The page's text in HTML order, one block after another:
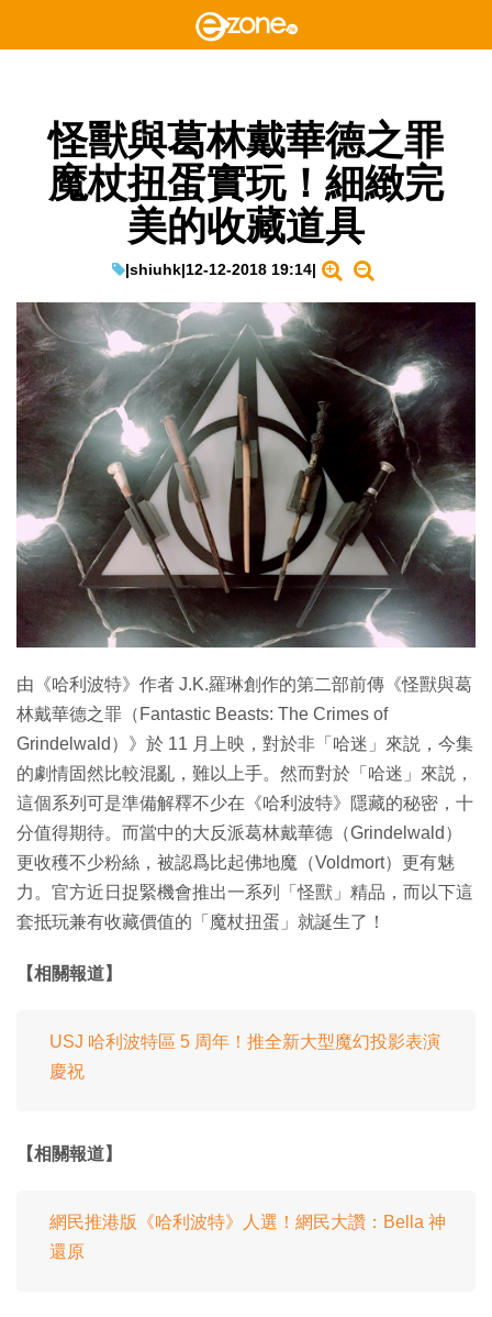
怪獸與葛林戴華德之罪
魔杖扭蛋實玩！細緻完
美的收藏道具
|shiuhk|12-12-2018 19:14|
由《哈利波特》作者 J.K.羅琳創作的第二部前傳《怪獸與葛
林戴華德之罪（Fantastic Beasts: The Crimes of
Grindelwald）》於 11 月上映，對於非「哈迷」來説，今集
的劇情固然比較混亂，難以上手。然而對於「哈迷」來説，
這個系列可是準備解釋不少在《哈利波特》隱藏的秘密，十
分值得期待。而當中的大反派葛林戴華德（Grindelwald）
更收穫不少粉絲，被認爲比起佛地魔（Voldmort）更有魅
力。官方近日捉緊機會推出一系列「怪獸」精品，而以下這
套抵玩兼有收藏價值的「魔杖扭蛋」就誕生了！
【相關報道】
USJ 哈利波特區 5 周年！推全新大型魔幻投影表演
慶祝
【相關報道】
網民推港版《哈利波特》人選！網民大讚：Bella 神
還原